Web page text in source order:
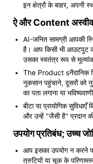
इन क्षेत्रों के बाहर, अपनी
ऐ और Content
AI-जनित सामग्री आपकी
है। आप किसी भी आउटपुट
उसका स्वतंत्र रूप से
The Product sनैदानिक
नुकसान पहुंचाने, दूसरों को
का पता लगाना या
बीटा या प्रायोगिक
और उन्हें "जैसी है" प्रदान
उपयोग प्रतिबंध; उच्च
आप इसका उपयोग न करने
त्रुटियों या चूक के